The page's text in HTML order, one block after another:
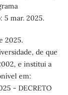
5 mar. 2025.
2025.
de que
e institui a
em:
- DECRETO